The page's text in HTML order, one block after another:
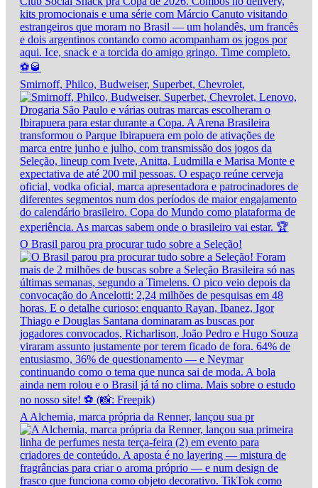
Smirnoff, Philco, Budweiser, Superbet, Chevrolet,
O Brasil parou pra procurar tudo sobre a Seleção!
A Alchemia, marca própria da Renner, lançou sua pr